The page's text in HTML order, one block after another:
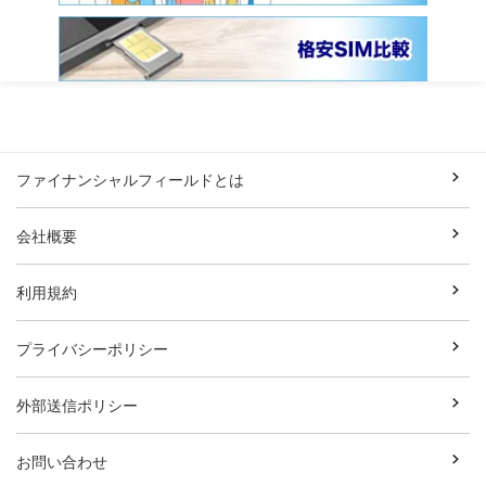
ファイナンシャルフィールドとは
会社概要
利用規約
プライバシーポリシー
外部送信ポリシー
お問い合わせ